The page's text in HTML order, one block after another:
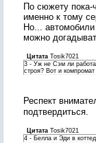
По сюжету пока-
именно к тому
Но...
можно
Цитата Tosik7021
3 - Уж не Сэм ли
строя? Вот и
Респект
подтвердиться.
Цитата Tosik7021
4 - Белла и Эди в